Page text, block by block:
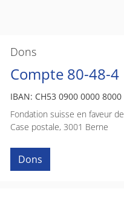
Dons
Compte 80-48-4
IBAN: CH53 0900 0000
Fondation suisse en faveur
Case postale, 3001 Berne
Dons